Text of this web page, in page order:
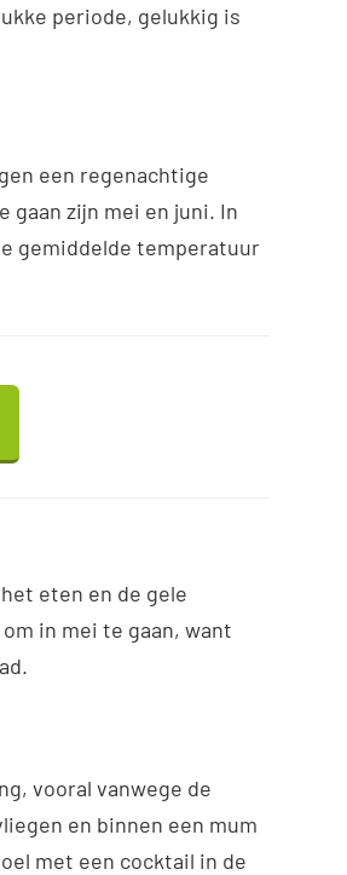
periode, gelukkig is
een regenachtige
gaan zijn mei en juni. In
gemiddelde temperatuur
eten en de gele
in mei te gaan, want
vooral vanwege de
en binnen een mum
met een cocktail in de